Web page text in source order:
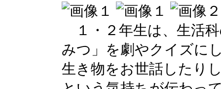
１・２年生は、生活
みつ」を劇やクイズに
生き物をお世話したり